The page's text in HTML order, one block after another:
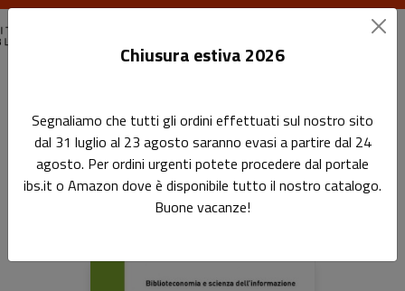
Biblioteconomia e scienza
dell'informazione
Libri della collana: Biblioteconomia e
Chiusura estiva 2026
Segnaliamo che tutti gli ordini effettuati sul nostro sito
dal 31 luglio al 23 agosto saranno evasi a partire dal 24
agosto. Per ordini urgenti potete procedere dal portale
ibs.it o Amazon dove è disponibile tutto il nostro catalogo.
Buone vacanze!